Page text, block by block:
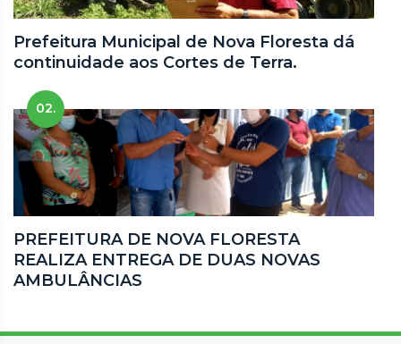
Prefeitura Municipal de Nova Floresta dá
continuidade aos Cortes de Terra.
02.
PREFEITURA DE NOVA FLORESTA
REALIZA ENTREGA DE DUAS NOVAS
AMBULÂNCIAS